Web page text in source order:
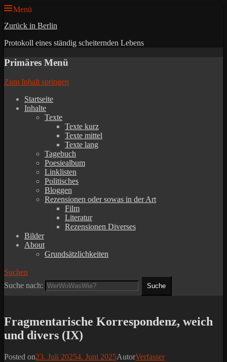
Menü
Zurück in Berlin
Protokoll eines ständig scheiternden Lebens
Primäres Menü
Zum Inhalt springen
Startseite
Inhalte
Texte
Texte kurz
Texte mittel
Texte lang
Tagebuch
Poesiealbum
Linklisten
Politisches
Bloggen
Rezensionen oder sowas in der Art
Film
Literatur
Rezensionen Diverses
Bilder
About
Grundsätzlichkeiten
Suchen
Suche nach:
Fragmentarische Korrespondenz, weich
und divers (IX)
Posted on23. Juli 20254. Juni 2025AutorVerfasser